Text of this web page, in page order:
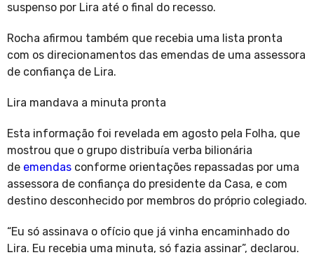
suspenso por Lira até o final do recesso.
Rocha afirmou também que recebia uma lista pronta
com os direcionamentos das emendas de uma assessora
de confiança de Lira.
Lira mandava a minuta pronta
Esta informação foi revelada em agosto pela Folha, que
mostrou que o grupo distribuía verba bilionária
de emendas conforme orientações repassadas por uma
assessora de confiança do presidente da Casa, e com
destino desconhecido por membros do próprio colegiado.
“Eu só assinava o ofício que já vinha encaminhado do
Lira. Eu recebia uma minuta, só fazia assinar”, declarou.